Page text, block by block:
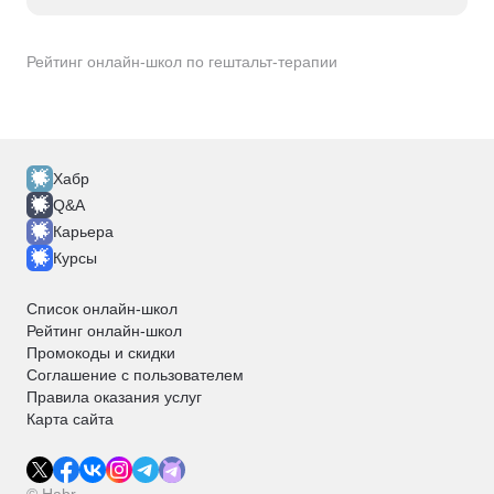
Рейтинг онлайн-школ по гештальт-терапии
Хабр
Q&A
Карьера
Курсы
Список онлайн-школ
Рейтинг онлайн-школ
Промокоды и скидки
Соглашение с пользователем
Правила оказания услуг
Карта сайта